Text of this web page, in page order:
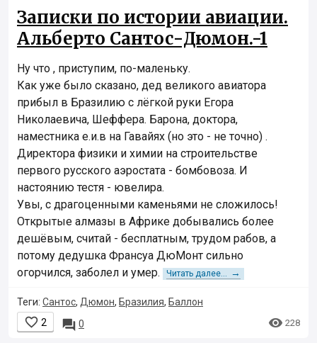
Записки по истории авиации.
Альберто Сантос-Дюмон.-1
Ну что , приступим, по-маленьку.
Как уже было сказано, дед великого авиатора
прибыл в Бразилию с лёгкой руки Егора
Николаевича, Шеффера. Барона, доктора,
наместника е.и.в на Гавайях (но это - не точно) .
Директора физики и химии на строительстве
первого русского аэростата - бомбовоза. И
настоянию тестя - ювелира.
Увы, с драгоценными каменьями не сложилось!
Открытые алмазы в Африке добывались более
дешёвым, считай - бесплатным, трудом рабов, а
потому дедушка Франсуа ДюМонт сильно
огорчился, заболел и умер.
Читать далее... →
Теги: Сантос, Дюмон, Бразилия, Баллон
 2  0  228